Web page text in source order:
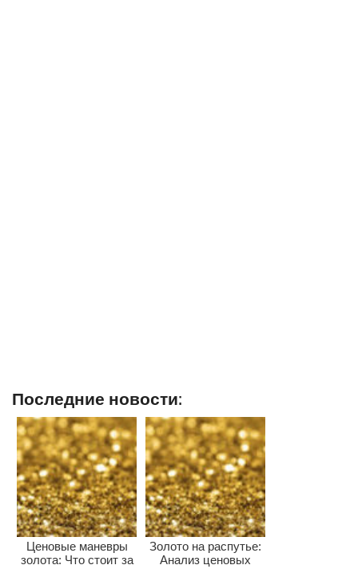
Последние новости:
Ценовые маневры
золота: Что стоит за
Золото на распутье:
Анализ ценовых